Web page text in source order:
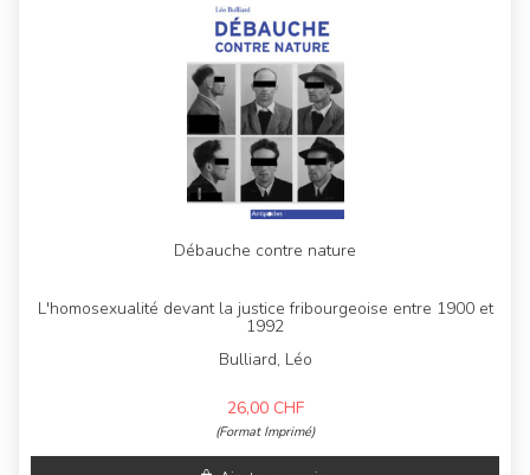
Débauche contre nature
L'homosexualité devant la justice fribourgeoise entre 1900 et
1992
Bulliard, Léo
26,00 CHF
(Format Imprimé)